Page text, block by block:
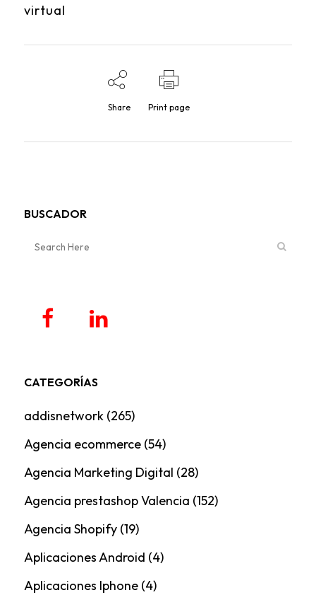
virtual
Share Print page
BUSCADOR
CATEGORÍAS
addisnetwork(265)
Agencia ecommerce(54)
Agencia Marketing Digital (28)
Agencia prestashop Valencia (152)
Agencia Shopify(19)
Aplicaciones Android (4)
Aplicaciones Iphone(4)